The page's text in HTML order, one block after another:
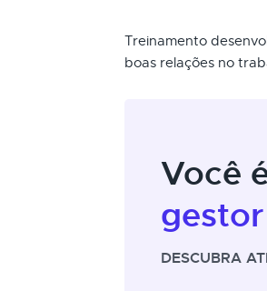
Treinamento
boas relações no
Você
gestor
DESCUBRA